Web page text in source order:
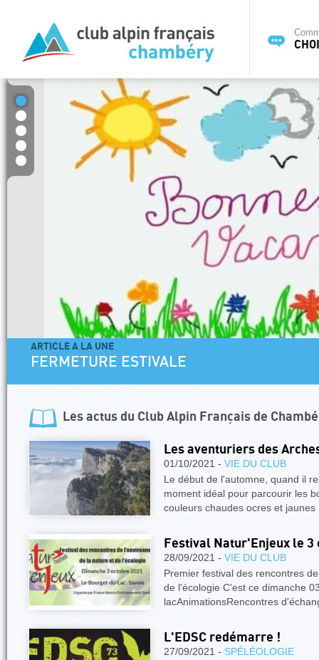
ARTICLE A LA UNE
FERMETURE ESTIVALE
Les actus du Club Alpin Français de
Les aventuriers des
01/10/2021 - VIE DU CLUB
Le début de l'automne, quand il
moment idéal pour parcourir les
couleurs chaudes ocres et jaunes
Festival Natur'Enjeux le 3
28/09/2021 - VIE DU CLUB
Premier festival des rencontres
de l'écologie C'est ce dimanche
lacAnimationsRencontres
L'EDSC redémarre !
27/09/2021 - SPÉLÉOLOGIE